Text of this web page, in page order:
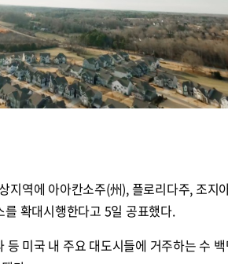
지역에 아아칸소주(州), 플로리다주, 조지
확대시행한다고 5일 공표했다.
미국 내 주요 대도시들에 거주하는 수